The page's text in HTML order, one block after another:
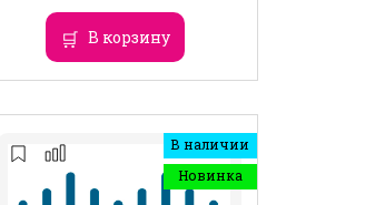
В корзину
В наличии
Новинка